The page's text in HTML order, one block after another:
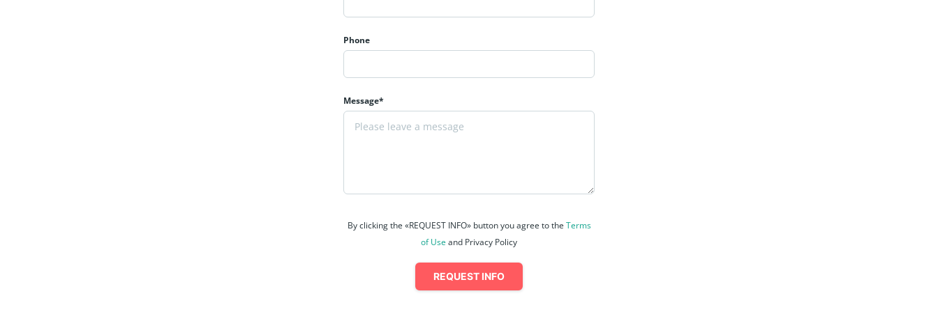
Phone
Message*
By clicking the «REQUEST INFO» button you agree to the Terms
of Use and Privacy Policy
REQUEST INFO